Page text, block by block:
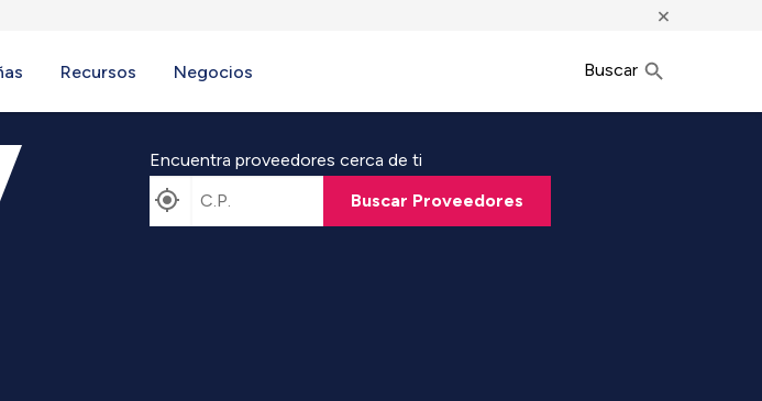
×
Recursos Negocios Buscar
Encuentra proveedores cerca de ti
Buscar Proveedores